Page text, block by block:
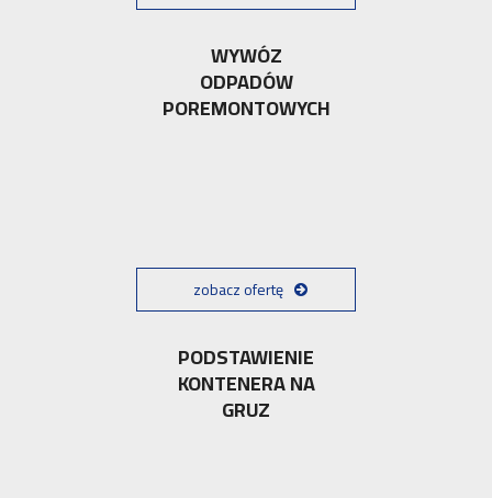
WYWÓZ
ODPADÓW
POREMONTOWYCH
zobacz ofertę
PODSTAWIENIE
KONTENERA NA
GRUZ